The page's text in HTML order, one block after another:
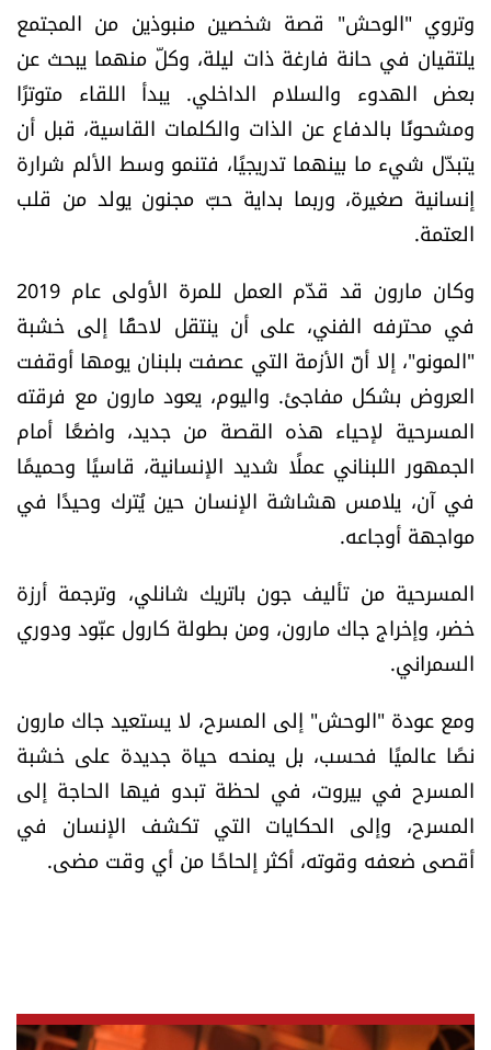
شروط الاستخدام
شروط الإشتراك
Digital solutions by
وتروي "الوحش" قصة شخصين منبوذين من المجتمع
يلتقيان في حانة فارغة ذات ليلة، وكلّ منهما يبحث عن
بعض الهدوء والسلام الداخلي. يبدأ اللقاء متوترًا
ومشحونًا بالدفاع عن الذات والكلمات القاسية، قبل أن
يتبدّل شيء ما بينهما تدريجيًا، فتنمو وسط الألم شرارة
إنسانية صغيرة، وربما بداية حبّ مجنون يولد من قلب
العتمة.
وكان مارون قد قدّم العمل للمرة الأولى عام 2019
في محترفه الفني، على أن ينتقل لاحقًا إلى خشبة
"المونو"، إلا أنّ الأزمة التي عصفت بلبنان يومها أوقفت
العروض بشكل مفاجئ. واليوم، يعود مارون مع فرقته
المسرحية لإحياء هذه القصة من جديد، واضعًا أمام
الجمهور اللبناني عملًا شديد الإنسانية، قاسيًا وحميمًا
في آن، يلامس هشاشة الإنسان حين يُترك وحيدًا في
مواجهة أوجاعه.
المسرحية من تأليف جون باتريك شانلي، وترجمة أرزة
خضر، وإخراج جاك مارون، ومن بطولة كارول عبّود ودوري
السمراني.
ومع عودة "الوحش" إلى المسرح، لا يستعيد جاك مارون
نصًا عالميًا فحسب، بل يمنحه حياة جديدة على خشبة
المسرح في بيروت، في لحظة تبدو فيها الحاجة إلى
المسرح، وإلى الحكايات التي تكشف الإنسان في
أقصى ضعفه وقوته، أكثر إلحاحًا من أي وقت مضى.